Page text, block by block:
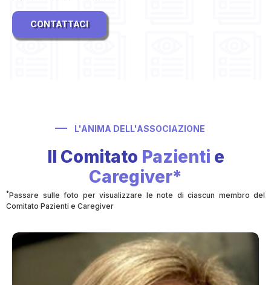
CONTATTACI
L'ANIMA DELL'ASSOCIAZIONE
Il Comitato Pazienti e
Caregiver*
*Passare sulle foto per visualizzare le note di ciascun membro del
Comitato Pazienti e Caregiver